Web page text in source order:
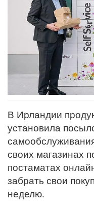
В Ирландии
установила
своих магазинах
постаматах
забрать свои
неделю.